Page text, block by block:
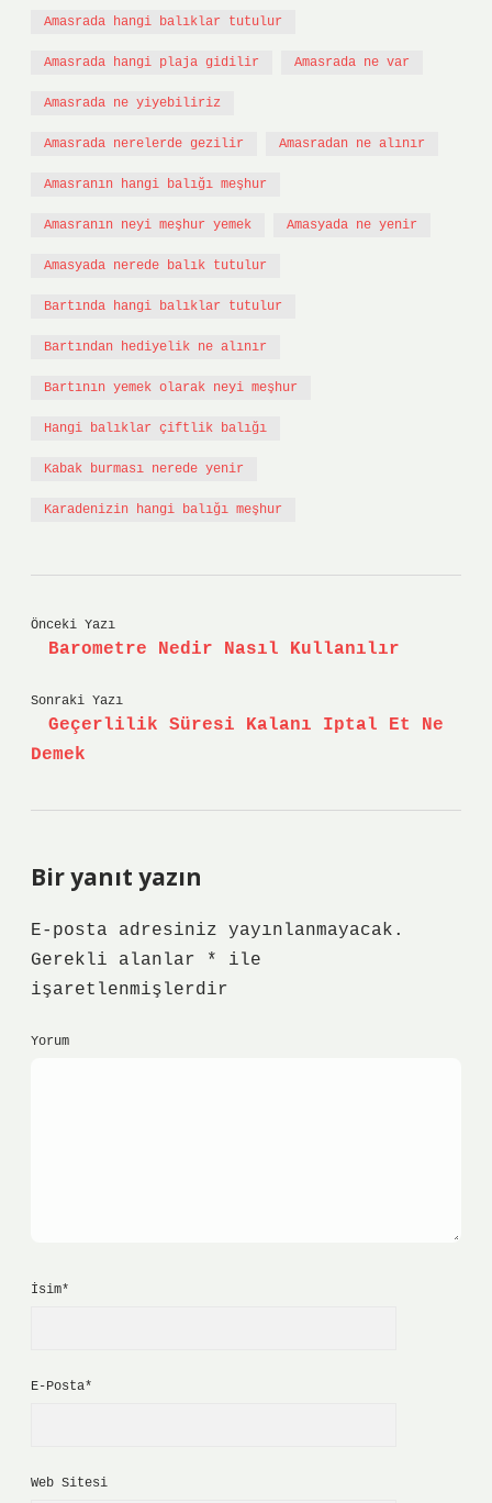
Amasrada hangi balıklar tutulur
Amasrada hangi plaja gidilir Amasrada ne var
Amasrada ne yiyebiliriz
Amasrada nerelerde gezilir Amasradan ne alınır
Amasranın hangi balığı meşhur
Amasranın neyi meşhur yemek Amasyada ne yenir
Amasyada nerede balık tutulur
Bartında hangi balıklar tutulur
Bartından hediyelik ne alınır
Bartının yemek olarak neyi meşhur
Hangi balıklar çiftlik balığı
Kabak burması nerede yenir
Karadenizin hangi balığı meşhur
Önceki Yazı
Barometre Nedir Nasıl Kullanılır
Sonraki Yazı
Geçerlilik Süresi Kalanı Iptal Et Ne
Demek
Bir yanıt yazın
E-posta adresiniz yayınlanmayacak.
Gerekli alanlar
*
ile
işaretlenmişlerdir
Yorum
İsim*
E-Posta*
Web Sitesi